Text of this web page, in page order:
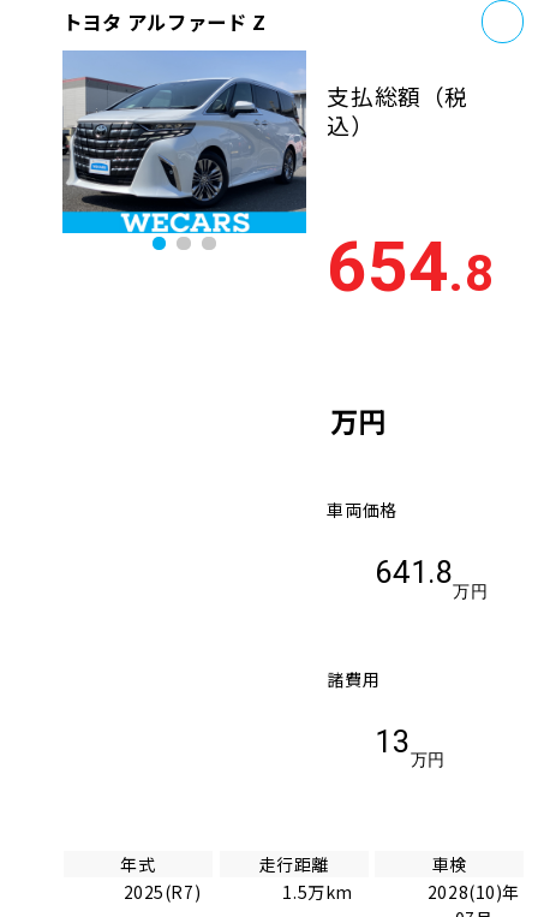
トヨタ アルファード Z
支払総額 （税
込）
654.8
万円
車両価格
641.8
万円
諸費用
13
万円
年式
2025(R7)
走行距離
1.5万km
車検
2028(10)年